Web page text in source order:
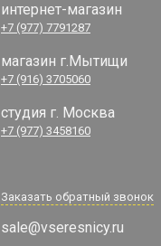
интернет-магазин
+7 (977) 7791287
магазин г.Мытищи
+7 (916) 3705060
студия г. Москва
+7 (977) 3458160
Заказать обратный звонок
sale@vseresnicy.ru